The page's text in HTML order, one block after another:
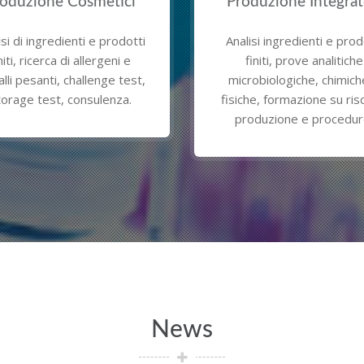
ingredienti e prodotti
finiti, prove analitiche
chimiche e
formazione su rischi di
Svolgimento di analisi e
per conto di altri
consulenti esterni non
Rete Biolab.
News